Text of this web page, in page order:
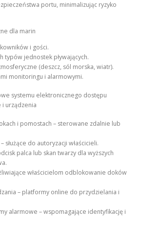
portu, minimalizując ryzyko
dla marin
i gości.
typów jednostek pływających.
(deszcz, sól morska, wiatr).
monitoringu i alarmowymi.
systemu elektronicznego dostępu
i urządzenia
i pomostach – sterowane zdalnie lub
służące do autoryzacji właścicieli.
palca lub skan twarzy dla wyższych
właścicielom odblokowanie doków
– platformy online do przydzielania i
alarmowe – wspomagające identyfikację i